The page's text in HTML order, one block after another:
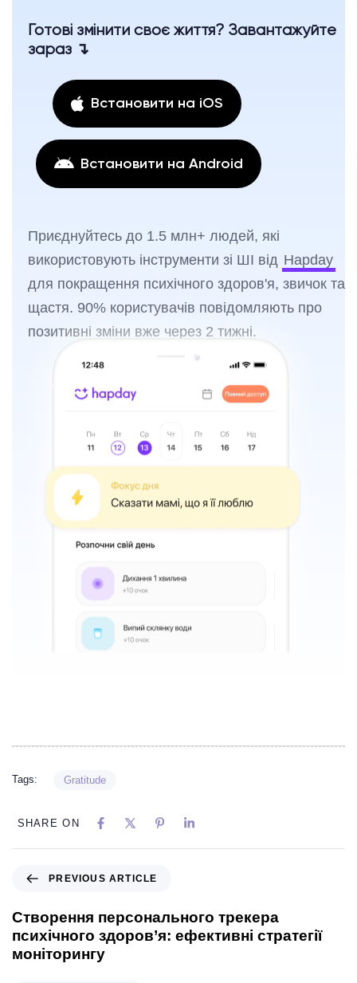
Готові змінити своє життя? Завантажуйте
зараз ↴
Встановити на iOS
Встановити на Android
Приєднуйтесь до 1.5 млн+ людей, які
використовують інструменти зі ШІ від Hapday
для покращення психічного здоров'я, звичок та
щастя. 90% користувачів повідомляють про
позитивні зміни вже через 2 тижні.
Tags: Gratitude
SHARE ON
PREVIOUS ARTICLE
Створення персонального трекера
психічного здоров’я: ефективні стратегії
моніторингу